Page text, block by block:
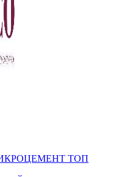
ТОП